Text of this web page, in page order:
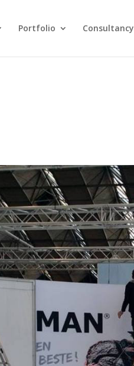
Portfolio Consultancy